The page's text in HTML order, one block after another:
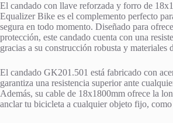
El candado con llave reforzada y forro de
Equalizer Bike es el complemento perfecto
segura en todo momento. Diseñado para
protección, este candado cuenta con una
gracias a su construcción robusta y materiales
El candado GK201.501 está fabricado con
garantiza una resistencia superior ante
Además, su cable de 18x1800mm ofrece la
anclar tu bicicleta a cualquier objeto fijo, como